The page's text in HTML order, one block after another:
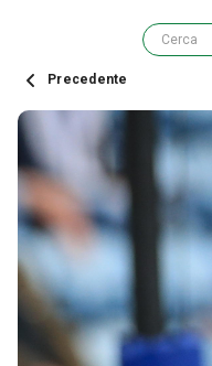
Precedente